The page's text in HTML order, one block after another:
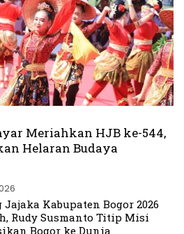
Meriahkan HJB ke-544,
Helaran Budaya
Jajaka Kabupaten Bogor 2026
Rudy Susmanto Titip Misi
Bogor ke Dunia